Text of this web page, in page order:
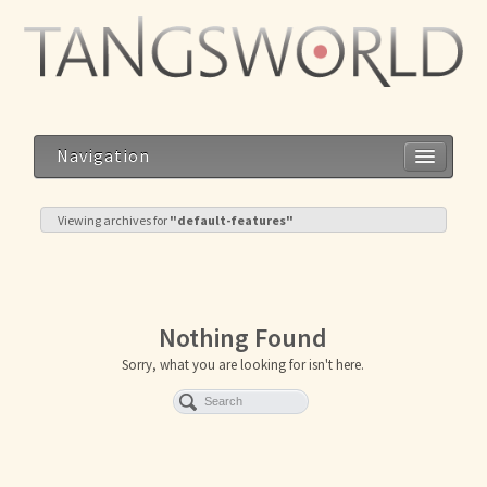
Navigation
Viewing archives for "default-features"
Nothing Found
Sorry, what you are looking for isn't here.